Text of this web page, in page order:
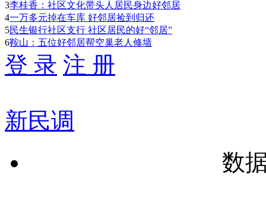
3李桂香：社区文化带头人居民身边好邻居
4一万多元掉在车库 好邻居捡到归还
5民生银行社区支行 社区居民的好“邻居”
6鞍山：五位好邻居帮空巢老人修墙
登 录 注 册
新民调
数